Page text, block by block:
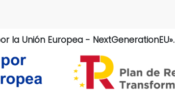
la Unión Europea - NextGenerationEU».